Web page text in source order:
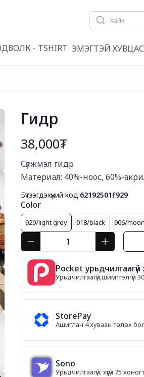
- TSHIRT ЭМЭГТЭЙ ХУВЦАС
Гидр
38,000₮
Сүлжмэл гидр
Материал: 40%-ноос, 60%-
Бүтээгдэхүүний код:62192501F929
Color
929/light grey 918/black 906/
Pocket
Урьдчилгаагүй,шимтгэлгүй
StorePay
Ашиглан 4 хуваан төлөх
Sono
Урьдчилгаагүй, хүүгүй 75